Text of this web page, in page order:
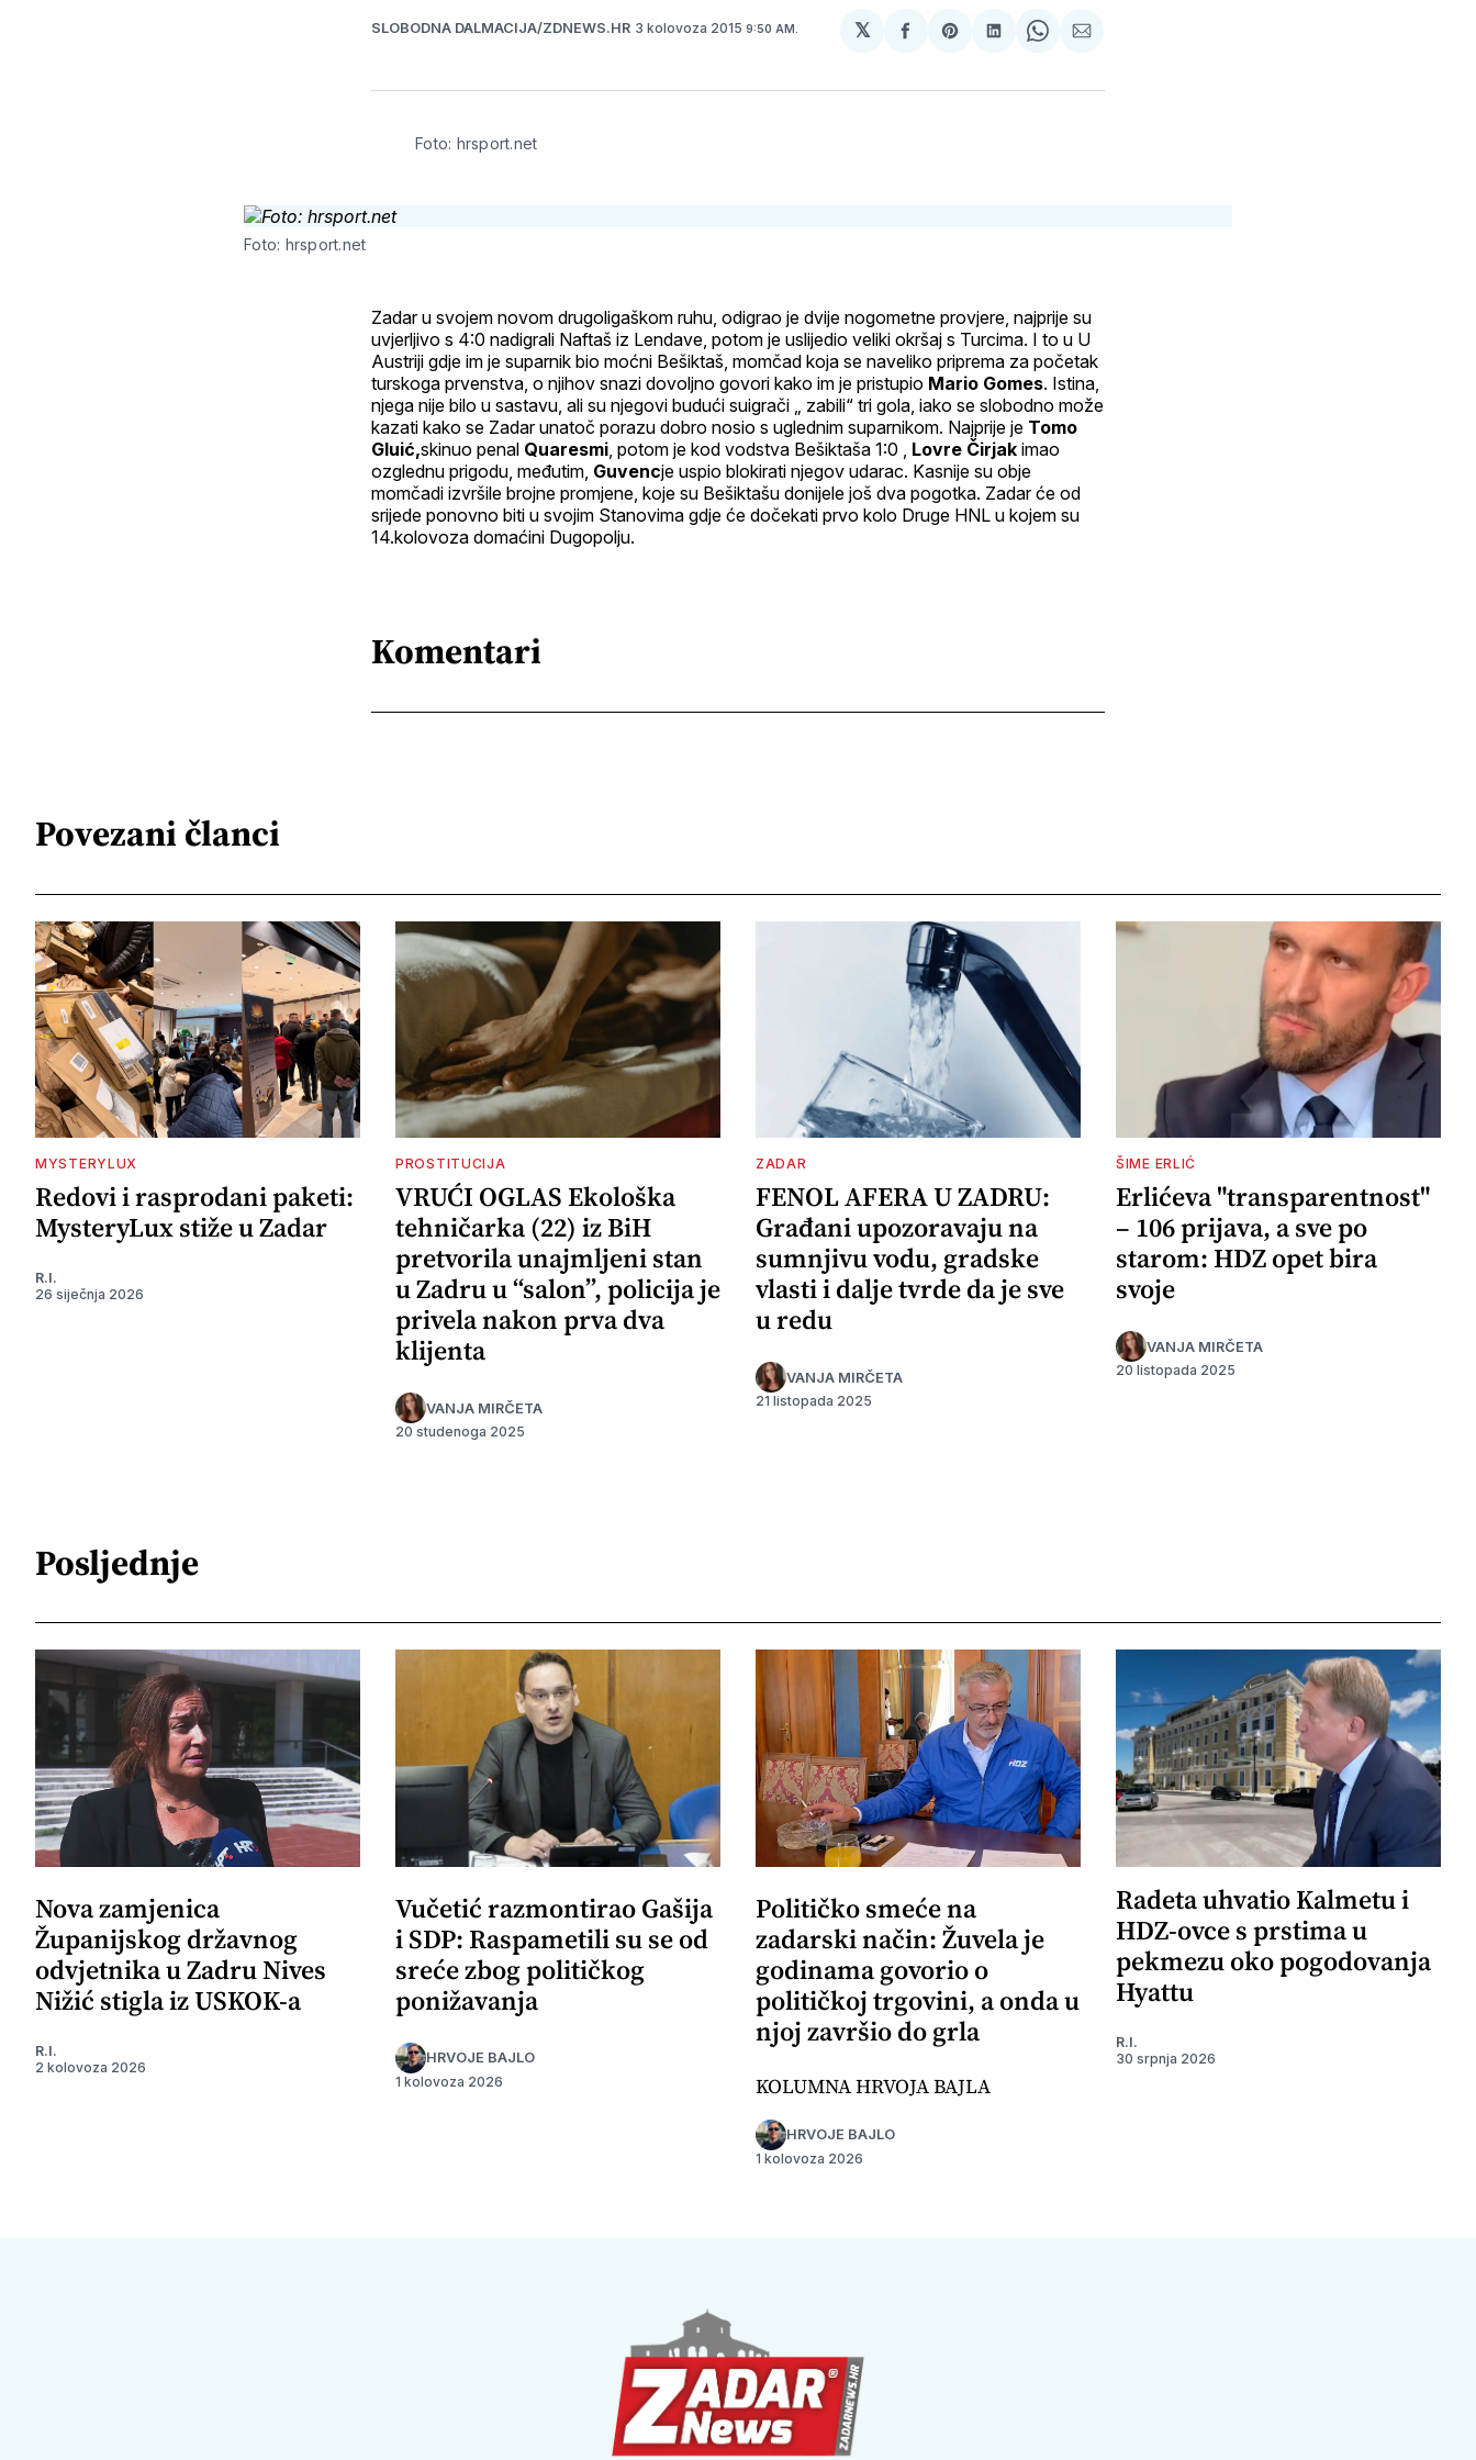
SLOBODNA DALMACIJA/ZDNEWS.HR 3 kolovoza 2015 9:50 AM. 𝕏
podijeli
Facebook
Sharepodijeli
LinkedIn
Sharepodijeli
maila
Foto: hrsport.net
Foto: hrsport.net
Zadar u svojem novom drugoligaškom ruhu, odigrao je dvije nogometne provjere, najprije su
uvjerljivo s 4:0 nadigrali Naftaš iz Lendave, potom je uslijedio veliki okršaj s Turcima. I to u U
Austriji gdje im je suparnik bio moćni Bešiktaš, momčad koja se naveliko priprema za početak
turskoga prvenstva, o njihov snazi dovoljno govori kako im je pristupio Mario Gomes. Istina,
njega nije bilo u sastavu, ali su njegovi budući suigrači „ zabili“ tri gola, iako se slobodno može
kazati kako se Zadar unatoč porazu dobro nosio s uglednim suparnikom. Najprije je Tomo
Gluić,skinuo penal Quaresmi , potom je kod vodstva Bešiktaša 1:0 , Lovre Čirjak imao
ozglednu prigodu, međutim, Guvencje uspio blokirati njegov udarac. Kasnije su obje
momčadi izvršile brojne promjene, koje su Bešiktašu donijele još dva pogotka. Zadar će od
srijede ponovno biti u svojim Stanovima gdje će dočekati prvo kolo Druge HNL u kojem su
14.kolovoza domaćini Dugopolju.
Komentari
Povezani članci
MYSTERYLUX
Redovi i rasprodani paketi:
MysteryLux stiže u Zadar
R.I.
26 siječnja 2026
PROSTITUCIJA
VRUĆI OGLAS Ekološka
tehničarka (22) iz BiH
pretvorila unajmljeni stan
u Zadru u “salon”, policija je
privela nakon prva dva
klijenta
VANJA MIRČETA
20 studenoga 2025
ZADAR
FENOL AFERA U ZADRU:
Građani upozoravaju na
sumnjivu vodu, gradske
vlasti i dalje tvrde da je sve
u redu
VANJA MIRČETA
21 listopada 2025
ŠIME ERLIĆ
Erlićeva "transparentnost"
– 106 prijava, a sve po
starom: HDZ opet bira
svoje
VANJA MIRČETA
20 listopada 2025
Posljednje
Nova zamjenica
Županijskog državnog
odvjetnika u Zadru Nives
Nižić stigla iz USKOK-a
R.I.
2 kolovoza 2026
Vučetić razmontirao Gašija
i SDP: Raspametili su se od
sreće zbog političkog
ponižavanja
HRVOJE BAJLO
1 kolovoza 2026
Političko smeće na
zadarski način: Žuvela je
godinama govorio o
političkoj trgovini, a onda u
njoj završio do grla
KOLUMNA HRVOJA BAJLA
HRVOJE BAJLO
1 kolovoza 2026
Radeta uhvatio Kalmetu i
HDZ-ovce s prstima u
pekmezu oko pogodovanja
Hyattu
R.I.
30 srpnja 2026